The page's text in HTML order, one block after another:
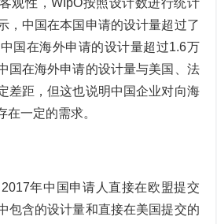
观性，WIpO按照设计数进行统计
，中国在本国申请的设计量超过了
国在海外申请的设计量超过1.6万
国在海外申请的设计量与美国、法
差距，但这也说明中国企业对向海
在一定的需求。
2017年中国申请人直接在欧盟提交
包含的设计量和直接在美国提交的